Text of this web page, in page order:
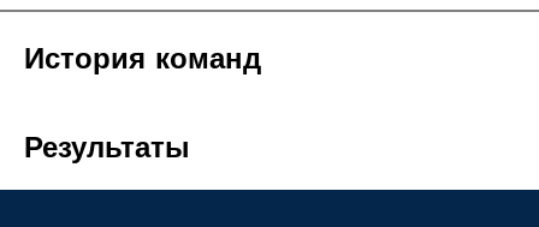
ДОКУМЕНТЫ
История команд
Результаты